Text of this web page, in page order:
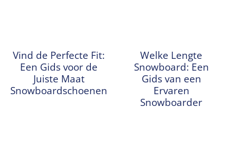
Vind de Perfecte Fit:
Een Gids voor de
Juiste Maat
Snowboardschoenen
Welke Lengte
Snowboard: Een
Gids van een
Ervaren
Snowboarder